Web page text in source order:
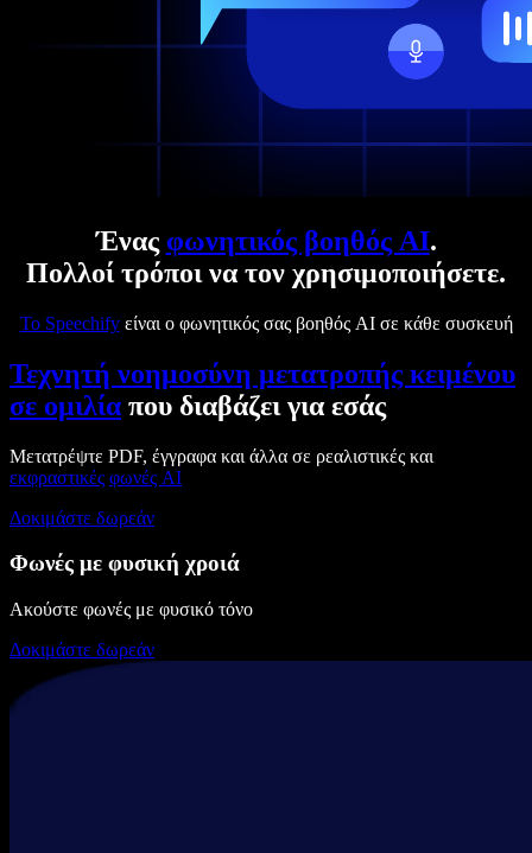
Ένας φωνητικός βοηθός AI.
Πολλοί τρόποι να τον χρησιμοποιήσετε.
Το Speechifyείναι ο φωνητικός σας βοηθός AI σε κάθε συσκευή
Τεχνητή νοημοσύνη μετατροπής κειμένου
σε ομιλία που διαβάζει για εσάς
Μετατρέψτε PDF, έγγραφα και άλλα σε ρεαλιστικές και
εκφραστικές φωνές AI
Δοκιμάστε δωρεάν
Φωνές με φυσική χροιά
Ακούστε φωνές με φυσικό τόνο
Δοκιμάστε δωρεάν